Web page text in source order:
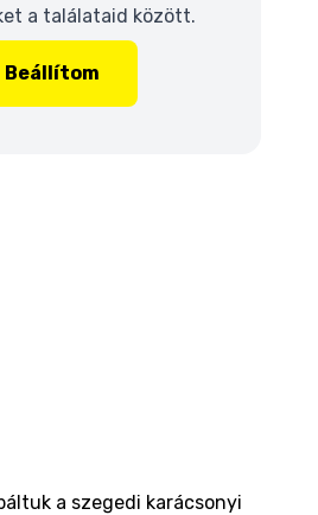
a találataid között.
Beállítom
a szegedi karácsonyi